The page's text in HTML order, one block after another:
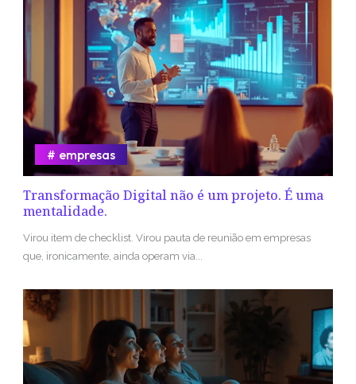
Transformação Digital não é um projeto. É uma
mentalidade.
empresas
Virou item de checklist. Virou pauta de reunião em empresas
que, ironicamente, ainda operam via...